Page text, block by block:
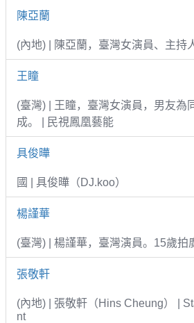
陳亞蘭
(內地) | 陳亞蘭，臺灣女演員、主持
王瞳
(臺灣) | 王瞳，臺灣女演員，男友為
成。 | 民視鳳凰藝能
具俊曄
國 | 具俊曄（DJ.koo）
楊謹華
(臺灣) | 楊謹華，臺灣演員。15歲拍
張敬軒
(內地) | 張敬軒（Hins Cheung） |
nt